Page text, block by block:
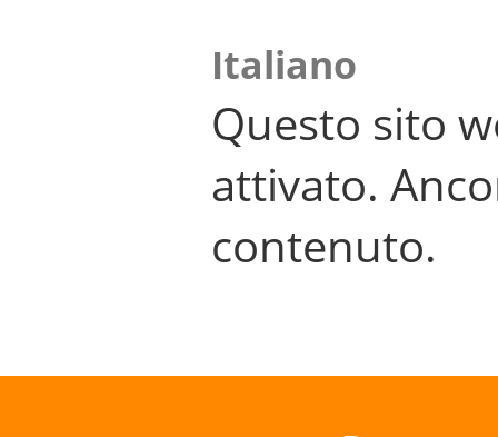
Italiano
Questo sito
attivato.
contenuto.